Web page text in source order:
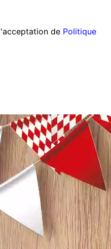
de Politique
perdu mon billet
événement